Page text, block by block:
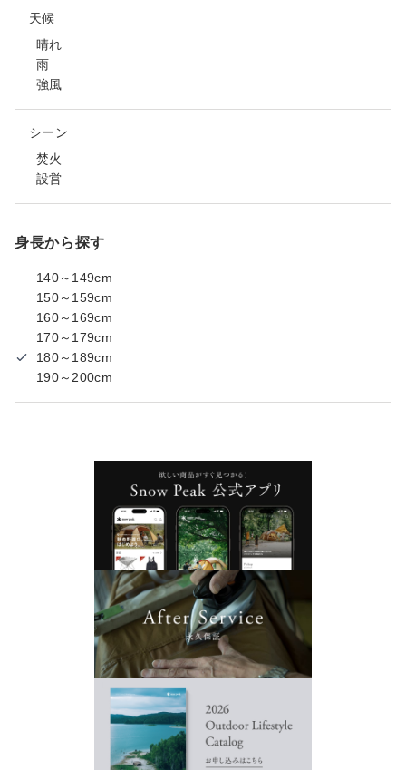
天候
晴れ
雨
強風
シーン
焚火
設営
身長から探す
140～149cm
150～159cm
160～169cm
170～179cm
180～189cm
190～200cm